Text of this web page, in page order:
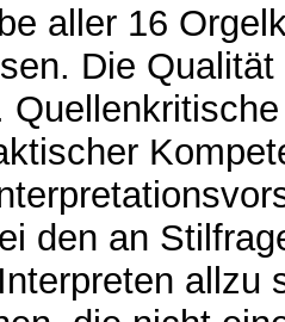
aller 16
Die
den an
allzu